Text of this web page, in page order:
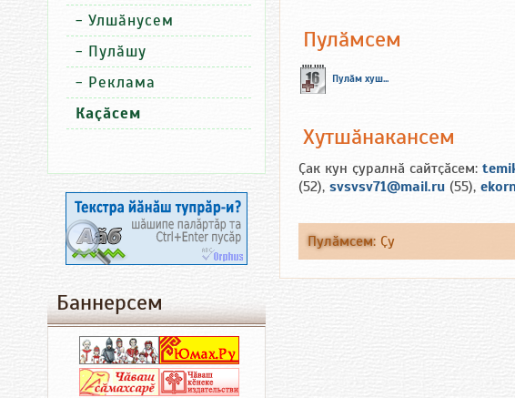
Пулӑмсем
Пулӑм хуш...
Хутшӑнакансем
Ҫак кун ҫуралнӑ сайтҫӑсем:
(52), svsvsv71@mail.ru (55),
Пулӑмсем: Ҫу
- Улшӑнусем
- Пулӑшу
- Реклама
Каҫӑсем
Баннерсем